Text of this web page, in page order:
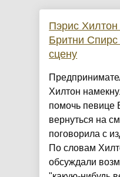
Пэрис Хилтон
Бритни Спирс
сцену
Хилтон
помочь певице
вернуться на
поговорила с
По словам
обсуждали